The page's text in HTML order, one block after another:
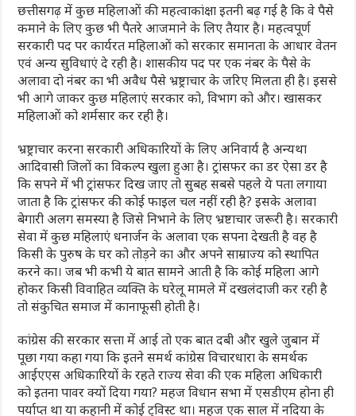
छत्तीसगढ़ में कुछ महिलाओं की महत्वाकांक्षा इतनी बढ़ गई है कि वे पैसे
कमाने के लिए कुछ भी पैतरे आजमाने के लिए तैयार है। महत्वपूर्ण
सरकारी पद पर कार्यरत महिलाओं को सरकार समानता के आधार वेतन
एवं अन्य सुविधाएं दे रही है। शासकीय पद पर एक नंबर के पैसे के
अलावा दो नंबर का भी अवैध पैसे भ्रष्ट्राचार के जरिए मिलता ही है। इससे
भी आगे जाकर कुछ महिलाएं सरकार को, विभाग को और। खासकर
महिलाओं को शर्मसार कर रही है।
भ्रष्ट्राचार करना सरकारी अधिकारियों के लिए अनिवार्य है अन्यथा
आदिवासी जिलों का विकल्प खुला हुआ है। ट्रांसफर का डर ऐसा डर है
कि सपने में भी ट्रांसफर दिख जाए तो सुबह सबसे पहले ये पता लगाया
जाता है कि ट्रांसफर की कोई फाइल चल नहीं रही है? इसके अलावा
बेगारी अलग समस्या है जिसे निभाने के लिए भ्रष्टाचार जरूरी है। सरकारी
सेवा में कुछ महिलाएं धनार्जन के अलावा एक सपना देखती है वह है
किसी के पुरुष के घर को तोड़ने का और अपने साम्राज्य को स्थापित
करने का। जब भी कभी ये बात सामने आती है कि कोई महिला आगे
होकर किसी विवाहित व्यक्ति के घरेलू मामले में दखलंदाजी कर रही है
तो संकुचित समाज में कानाफूसी होती है।
कांग्रेस की सरकार सत्ता में आई तो एक बात दबी और खुले जुबान में
पूछा गया कहा गया कि इतने समर्थ कांग्रेस विचारधारा के समर्थक
आईएएस अधिकारियों के रहते राज्य सेवा की एक महिला अधिकारी
को इतना पावर क्यों दिया गया? महज विधान सभा में एसडीएम होना ही
पर्याप्त था या कहानी में कोई ट्विस्ट था। महज एक साल में नदिया के